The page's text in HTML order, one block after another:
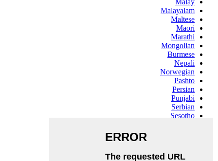
Malayalam
Maltese
Maori
Marathi
Mongolian
Burmese
Nepali
Norwegian
Pashto
Persian
Punjabi
Serbian
Sesotho
Samoan